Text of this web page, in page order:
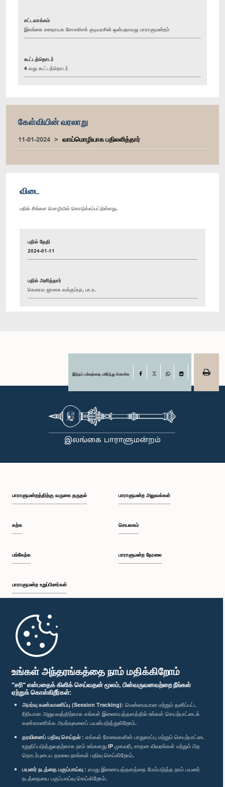
உங்கள் அந்தரங்கத்தை நாம் மதிக்கிறோம்
"சரி" என்பதைக் கிளிக் செய்வதன் மூலம், பின்வருவனவற்றை நீங்கள்
ஏற்றுக் கொள்கிறீர்கள்:
அமர்வு கண்காணிப்பு (Session Tracking): மென்மையான மற்றும் தனிப்பட்ட
ரீதியான அனுபவத்திற்காக எங்கள் இணையத்தளத்தில் உங்கள் செயற்பாட்டைக்
கண்காணிக்க அமர்வுகளைப் பயன்படுத்துகிறோம்.
தரவினைப் பதிவு செய்தல் : எங்கள் சேவைகளின் பாதுகாப்பு மற்றும் செயற்பாட்டை
உறுதிப்படுத்துவதற்காக நாம் உங்களது IP முகவரி, சாதன விவரங்கள் மற்றும் பிற
தொடர்புடைய தரவை நாங்கள் பதிவு செய்கிறோம்.
பயனர் நடத்தை பகுப்பாய்வு : எமது இணையத்தளத்தை மேம்படுத்த நாம் பயனர்
நடத்தையை பகுப்பாய்வு செய்கிறோம்.
சட்டவாக்கம்
இலங்கை சனநாயக சோசலிசக் குடியரசின் ஒன்பதாவது பாராளுமன்றம்
கூட்டத்தொடர்
4 வது கூட்டத்தொடர்
கேள்வியின் வரலாறு
11-01-2024 வாய்மொழியாக பதிலளித்தார்
விடை
பதில் சிங்கள மொழியில் கொடுக்கப்பட்டுள்ளது.
பதில் தேதி
2024-01-11
பதில் அளித்தார்
கௌரவ ஜானக வக்கும்புர, பா.உ.
இந்தப் பக்கத்தை பகிர்ந்து கொள்க Facebook
பாராளுமன்றத்திற்கு வருகை தருதல்
கற்க
பங்கேற்க
பாராளுமன்ற உறுப்பினர்கள்
முதற்பக்கம்
பாராளுமன்ற அலுவல்கள்
செயலகம்
பாராளுமன்ற நேரலை
பாராளுமன்ற கையடக்க செயலி
எம்மை பின்தொடர்க :
விருதுகள்
தனியுரிமைக் கொள்கை